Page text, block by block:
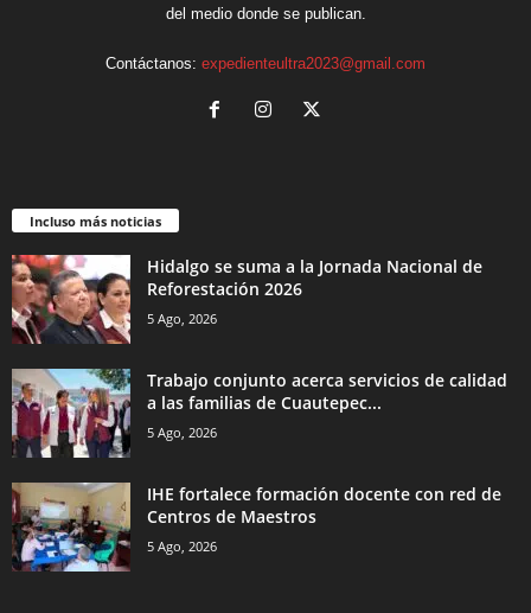
del medio donde se publican.
Contáctanos: expedienteultra2023@gmail.com
Incluso más noticias
Hidalgo se suma a la Jornada Nacional de
Reforestación 2026
5 Ago, 2026
Trabajo conjunto acerca servicios de calidad
a las familias de Cuautepec...
5 Ago, 2026
IHE fortalece formación docente con red de
Centros de Maestros
5 Ago, 2026